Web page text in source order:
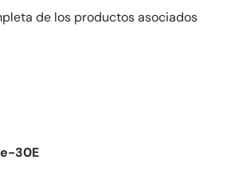
de los productos asociados
30E